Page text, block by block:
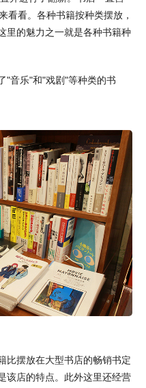
看看。各种书籍按种类摆放，
里的魅力之一就是各种书籍种
"音乐"和"戏剧"等种类的书
比摆放在大型书店的畅销书定
该店的特点。此外这里还经营